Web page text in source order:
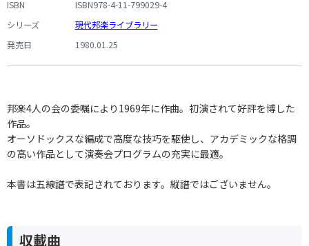
ISBN
ISBN978-4-11-799029-4
シリーズ
現代邦楽ライブラリー
発売日
1980.01.25
邦楽4人の会の委嘱により1969年に作曲。初演されて好評を博した
作品。
オーソドックスな編成で高度な技巧を駆使し、アカデミックな格調
の高い作品として演奏会プログラムの充実に最適。
本書は五線譜で表記されております。縦譜ではございません。
収載曲